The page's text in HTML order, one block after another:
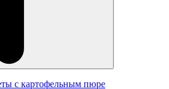
с картофельным пюре